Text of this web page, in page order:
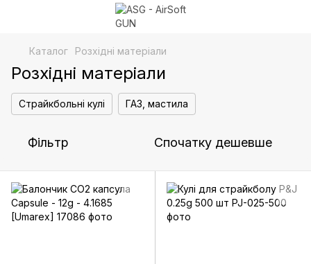
Каталог Розхідні матеріали
Розхідні матеріали
Страйкбольні кулі ГАЗ, мастила
Фільтр Спочатку дешевше